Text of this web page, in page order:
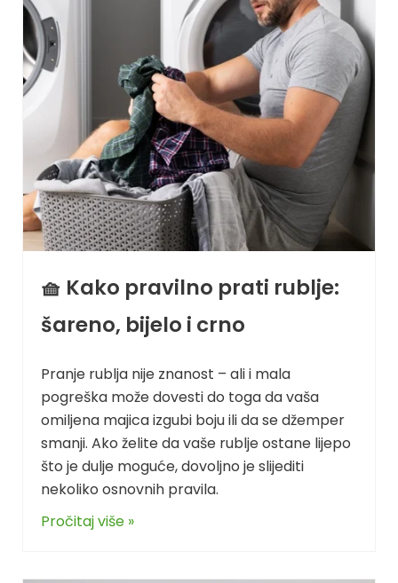
🧺 Kako pravilno prati rublje:
šareno, bijelo i crno
Pranje rublja nije znanost – ali i mala
pogreška može dovesti do toga da vaša
omiljena majica izgubi boju ili da se džemper
smanji. Ako želite da vaše rublje ostane lijepo
što je dulje moguće, dovoljno je slijediti
nekoliko osnovnih pravila.
Pročitaj više »